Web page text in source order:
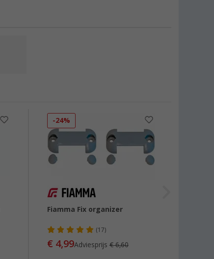
-24%
Fiamma Fix organizer
(17)
€ 4,99Adviesprijs € 6,60